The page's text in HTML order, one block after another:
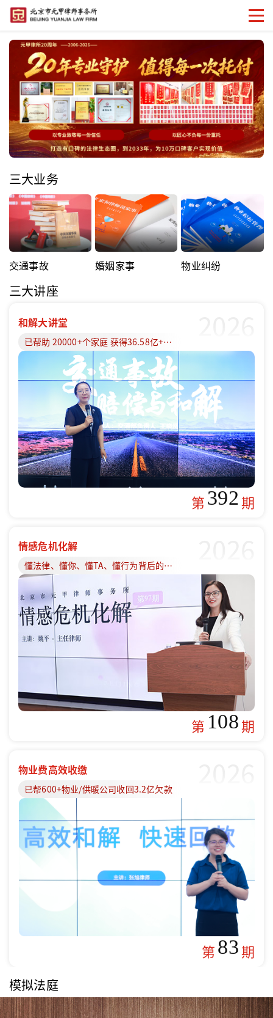
三大业务
交通事故 婚姻家事 物业纠纷
三大讲座
和解大讲堂
已帮助 20000+个家庭 获得36.58亿+赔偿款
第392期
情感危机化解
懂法律、懂你、懂TA、懂行为背后的原因
第 108期
物业费高效收缴
已帮600+物业/供暖公司收回3.2亿欠款
第83期
模拟法庭